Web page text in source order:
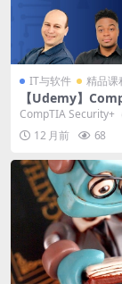
IT与软件 精品课
【Udemy】
ty+（SY0-701）
践考试
CompTIA Security+
完整课程与实践考试 |
12 月前 68